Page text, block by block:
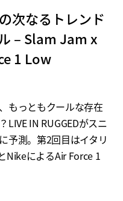
次なるトレンド
– Slam Jam x
1 Low
もっともクールな存在
LIVE IN RUGGEDがスニ
予測。第2回目はイタリ
NikeによるAir Force 1